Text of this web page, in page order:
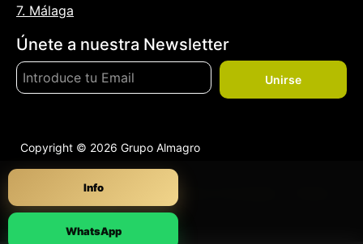
Info
WhatsApp
7. Málaga
Únete a nuestra Newsletter
Unirse
Copyright © 2026 Grupo Almagro
Política Devoluciones
de Cookies (UE)